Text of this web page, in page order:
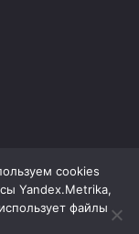
cookies
Yandex.Metrika,
файлы